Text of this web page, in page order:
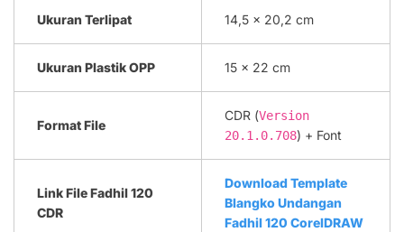
Ukuran Terlipat 14,5 x 20,2 cm
Ukuran Plastik OPP 15 x 22 cm
Format File
CDR (Version
20.1.0.708) + Font
Link File Fadhil 120
CDR
Download Template
Blangko Undangan
Fadhil 120 CorelDRAW